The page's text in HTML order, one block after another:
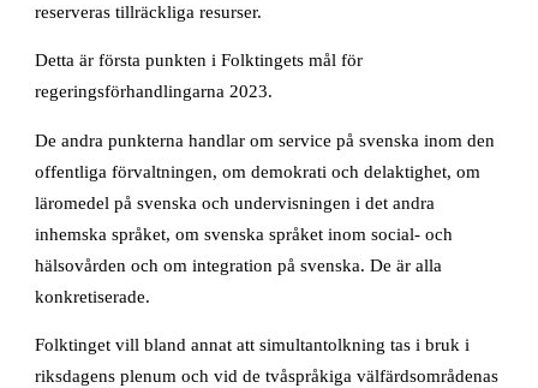
reserveras tillräckliga resurser.
Detta är första punkten i Folktingets mål för
regeringsförhandlingarna 2023.
De andra punkterna handlar om service på svenska inom den
offentliga förvaltningen, om demokrati och delaktighet, om
läromedel på svenska och undervisningen i det andra
inhemska språket, om svenska språket inom social- och
hälsovården och om integration på svenska. De är alla
konkretiserade.
Folktinget vill bland annat att simultantolkning tas i bruk i
riksdagens plenum och vid de tvåspråkiga välfärdsområdenas